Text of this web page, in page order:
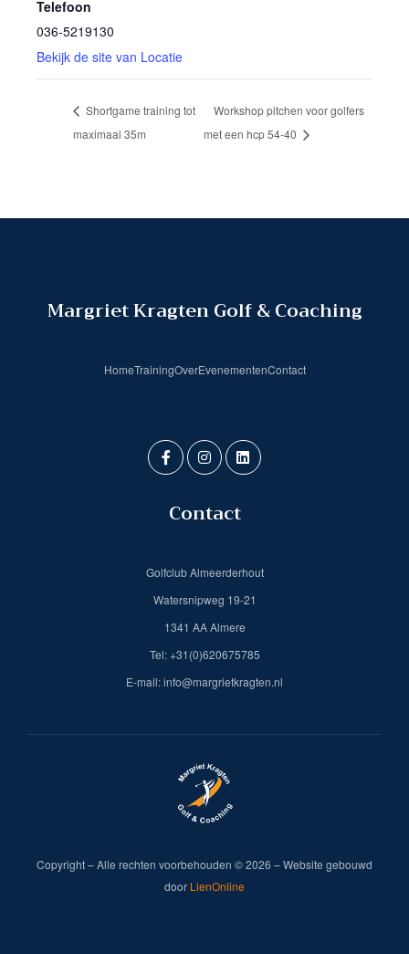
Telefoon
036-5219130
Bekijk de site van Locatie
Shortgame training tot
maximaal 35m
Workshop pitchen voor golfers
met een hcp 54-40
Margriet Kragten Golf & Coaching
HomeTrainingOverEvenementenContact
Contact
Golfclub Almeerderhout
Watersnipweg 19-21
1341 AA Almere
Tel: +31(0)620675785
E-mail: info@margrietkragten.nl
Copyright – Alle rechten voorbehouden © 2026 – Website gebouwd
door LienOnline